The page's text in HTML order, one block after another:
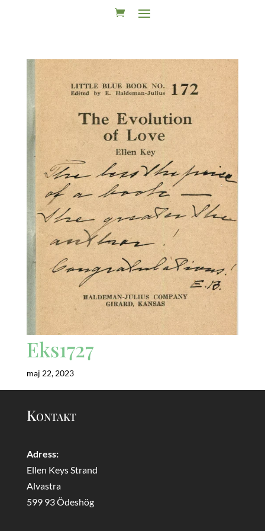
Eks1727
maj 22, 2023
Kontakt
Adress:
Ellen Keys Strand
Alvastra
599 93 Ödeshög